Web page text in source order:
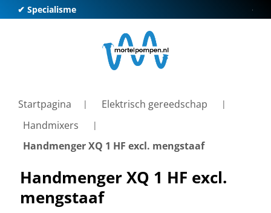
✔ Specialisme ✔
Startpagina
Elektrisch gereedschap
Handmixers
Handmenger XQ 1 HF excl. mengstaaf
Handmenger XQ 1 HF excl.
mengstaaf